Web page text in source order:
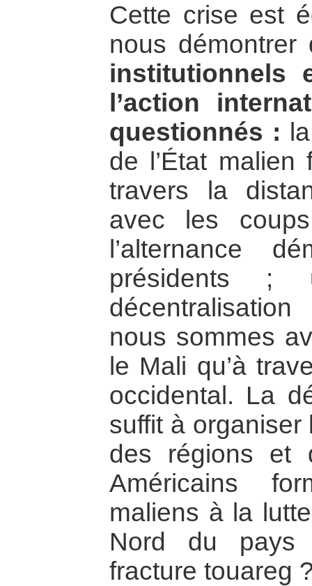
Cette crise est
nous
institutionnels
l’action
questionnés :
de l’État
travers la
avec les
l’alternance
présidents ;
nous sommes
le Mali qu’à
occidental. La
suffit à organiser
des régions et
Américains
maliens à la
Nord du pays
fracture touareg